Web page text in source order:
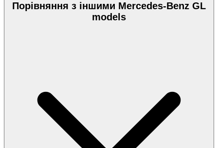
Порівняння з іншими Mercedes-Benz GL
models